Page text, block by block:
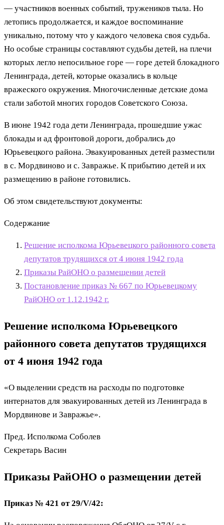
— участников военных событий, тружеников тыла. Но
летопись продолжается, и каждое воспоминание
уникально, потому что у каждого человека своя судьба.
Но особые страницы составляют судьбы детей, на плечи
которых легло непосильное горе — горе детей блокадного
Ленинграда, детей, которые оказались в кольце
вражеского окружения. Многочисленные детские дома
стали заботой многих городов Советского Союза.
В июне 1942 года дети Ленинграда, прошедшие ужас
блокады и ад фронтовой дороги, добрались до
Юрьевецкого района. Эвакуированных детей разместили
в с. Мордвиново и с. Завражье. К прибытию детей и их
размещению в районе готовились.
Об этом свидетельствуют документы:
Содержание
Решение исполкома Юрьевецкого районного совета
депутатов трудящихся от 4 июня 1942 года
Приказы РайОНО о размещении детей
Постановление приказ № 667 по Юрьевецкому
РайОНО от 1.12.1942 г.
Решение исполкома Юрьевецкого
районного совета депутатов трудящихся
от 4 июня 1942 года
«О выделении средств на расходы по подготовке
интернатов для эвакуированных детей из Ленинграда в
Мордвинове и Завражье».
Пред. Исполкома Соболев
Секретарь Васин
Приказы РайОНО о размещении детей
Приказ № 421 от 29/V/42: